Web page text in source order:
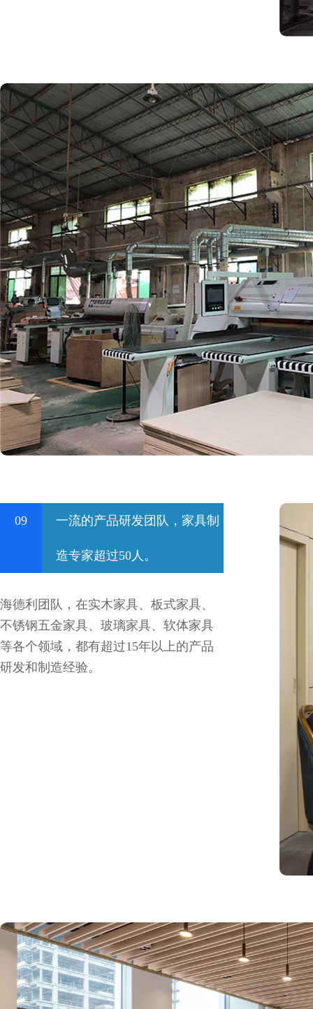
09 一流的产品研发团队，家具制
造专家超过50人。
海德利团队，在实木家具、板式家具、
不锈钢五金家具、玻璃家具、软体家具
等各个领域，都有超过15年以上的产品
研发和制造经验。